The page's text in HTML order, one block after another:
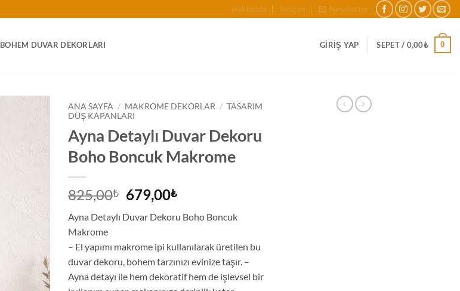
Hakkımda İletişim Newsletter
BOHEM DUVAR DEKORLARI GIRIŞ YAP SEPET / 0,00₺ 0
ANA SAYFA / MAKROME DEKORLAR / TASARIM
DÜŞ KAPANLARI
Ayna Detaylı Duvar Dekoru
Boho Boncuk Makrome
825,00₺ Orijinal
fiyat:
825,00₺.
679,00₺Şu
fiyat:
Ayna Detaylı Duvar Dekoru Boho Boncuk
Makrome
– El yapımı makrome ipi kullanılarak üretilen bu
duvar dekoru, bohem tarzınızı evinize taşır. –
Ayna detayı ile hem dekoratif hem de işlevsel bir